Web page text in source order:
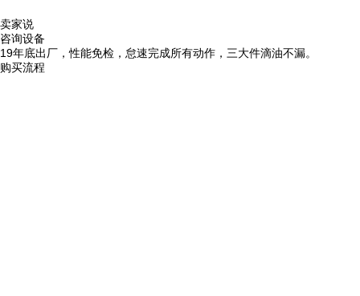
卖家说
咨询设备
19年底出厂，性能免检，怠速完成所有动作，三大件滴油不漏。
购买流程